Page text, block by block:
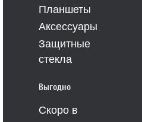
Планшеты
Аксессуары
Защитные
стекла
Выгодно
Скоро в